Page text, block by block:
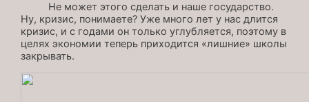
Не может этого сделать и наше государство.
Ну, кризис, понимаете? Уже много лет у нас длится
кризис, и с годами он только углубляется, поэтому в
целях экономии теперь приходится «лишние» школы
закрывать.